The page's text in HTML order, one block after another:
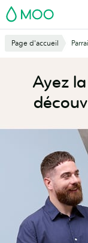
Aller
au
principal
MOO
Page d'accueil
Ayez